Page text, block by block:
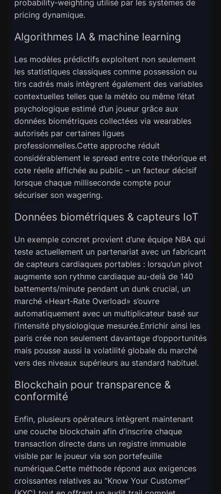
probability‑weighting utilisé par les systèmes de
pricing dynamique.
Algorithmes IA & machine learning
Les modèles prédictifs exploitent non seulement
les statistiques classiques comme possession ou
tirs cadrés mais intègrent également des variables
contextuelles telles que la météo ou même l’état
psychologique estimé d’un joueur grâce aux
données biométriques collectées via wearables
autorisés par certaines ligues
professionnelles.Cette approche réduit
considérablement le spread entre cote théorique et
cote réelle affichée au public – un facteur décisif
lorsque chaque milliseconde compte pour
sécuriser son wagering.
Données biométriques & capteurs IoT
Un exemple concret provient d’une équipe NBA qui
teste actuellement un partenariat avec un fabricant
de capteurs cardiaques portables : lorsqu’un pivot
augmente son rythme cardiaque au-delà de 140
battements/minute pendant un dunk crucial, un
marché «​Heart‑Rate Overload​» s’ouvre
automatiquement avec un multiplicateur basé sur
l’intensité physiologique mesurée.Enrichir ainsi les
paris crée non seulement davantage d’opportunités
mais pousse aussi la volatilité globale du marché
vers des niveaux supérieurs au standard habituel.
Blockchain pour transparence &
conformité
Enfin, plusieurs opérateurs intègrent maintenant
une couche blockchain afin d’inscrire chaque
transaction directe dans un registre immuable
visible par le joueur via son portefeuille
numérique.Cette méthode répond aux exigences
croissantes relatives au “Know Your Customer”